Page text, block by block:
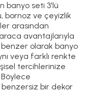
banyo seti 3'lü
bornoz ve çeyizlik
arasından
avantajlarıyla
benzer olarak banyo
veya farklı renkte
tercihlerinize
benzersiz bir dekor